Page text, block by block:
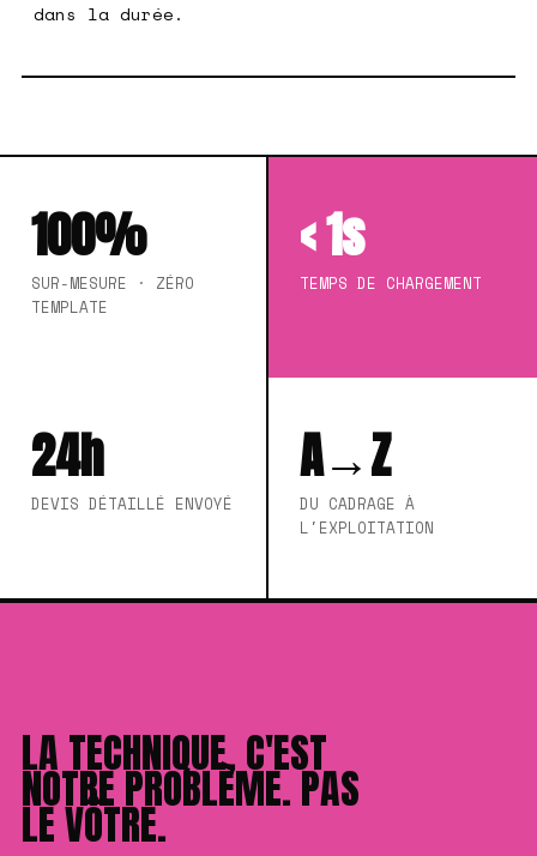
dans la durée.
100%
SUR-MESURE · ZÉRO
TEMPLATE
< 1s
TEMPS DE CHARGEMENT
24h
DEVIS DÉTAILLÉ ENVOYÉ
A→Z
DU CADRAGE À
L'EXPLOITATION
LA TECHNIQUE, C'EST
NOTRE PROBLÈME. PAS
LE VÔTRE.